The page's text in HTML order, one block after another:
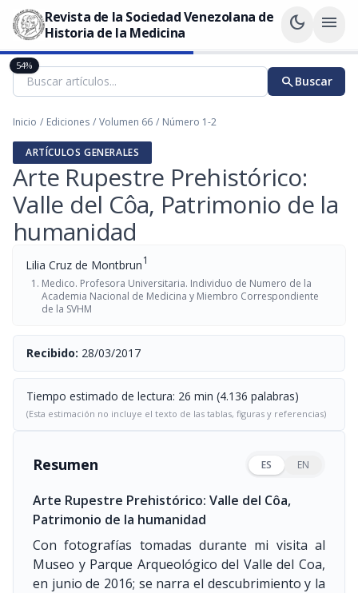
Revista de la Sociedad Venezolana de
Historia de la Medicina
dark_mode menu
searchBuscar
Inicio / Ediciones / Volumen 66 / Número 1-2
ARTÍCULOS GENERALES
Arte Rupestre Prehistórico:
Valle del Côa, Patrimonio de la
humanidad
Lilia Cruz de Montbrun1
Medico. Profesora Universitaria. Individuo de Numero de la
Academia Nacional de Medicina y Miembro Correspondiente
de la SVHM
Recibido: 28/03/2017
Tiempo estimado de lectura: 26 min (4.136 palabras)
(Esta estimación no incluye el texto de las tablas, figuras y referencias)
Resumen ES EN
Arte Rupestre Prehistórico: Valle del Côa,
Patrimonio de la humanidad
Con fotografías tomadas durante mi visita al
Museo y Parque Arqueológico del Valle del Coa,
en junio de 2016; se narra el descubrimiento y la
54%